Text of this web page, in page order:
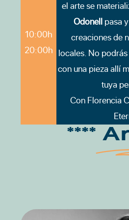
10:00h
20:00h
el arte se
Odonell pasa
creaciones de
locales. No
con una pieza allí
tuya
Con Florencia
****